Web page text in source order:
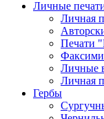
Личные
Личная
Печати
Личные
Личная
Гербы